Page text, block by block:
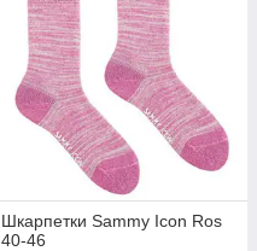
Шкарпетки Sammy Icon Ros
40-46